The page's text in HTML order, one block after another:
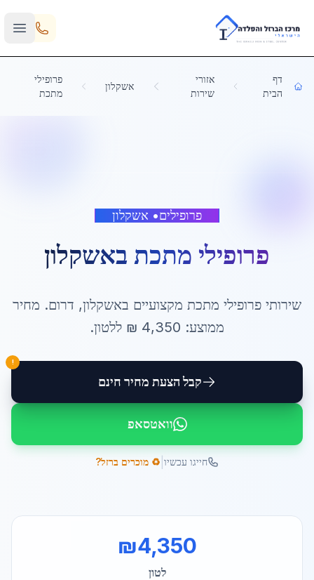
Skip to main content
דף
הבית
אזורי
שירות
אשקלון
פרופילי
מתכת
פרופילים• אשקלון
פרופילי מתכת באשקלון
שירותי פרופילי מתכת מקצועיים באשקלון, דרום. מחיר
ממוצע: 4,350 ₪ ללטון.
קבל הצעת מחיר חינם
!
וואטסאפ
חייגו עכשיו ♻️ מוכרים ברזל?
₪4,350
לטון